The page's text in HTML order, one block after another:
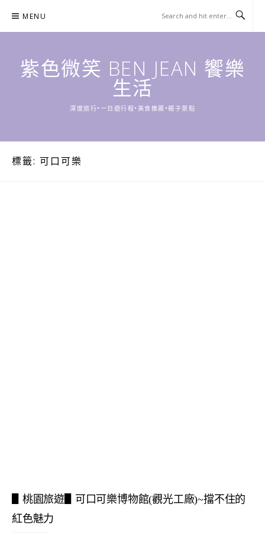
content
MENU
紫色微笑 BEN JEAN 饗樂
生活
深度旅行•一日遊行程•美食推薦•親子景點
標籤: 可口可樂
▋桃園旅遊▋可口可樂博物館(觀光工廠)~擋不住的
紅色魅力